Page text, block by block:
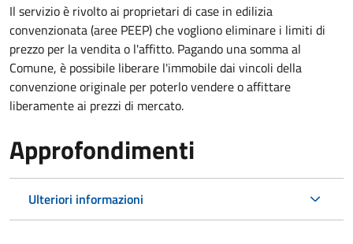
Il servizio è rivolto ai proprietari di case in edilizia
convenzionata (aree PEEP) che vogliono eliminare i limiti di
prezzo per la vendita o l'affitto. Pagando una somma al
Comune, è possibile liberare l'immobile dai vincoli della
convenzione originale per poterlo vendere o affittare
liberamente ai prezzi di mercato.
Approfondimenti
Ulteriori informazioni